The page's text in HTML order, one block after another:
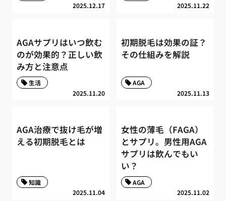
2025.12.17 2025.11.22
AGAサプリはいつ飲む
のが効果的？正しい飲
み方と注意点
2025.11.20
生活
初期脱毛は効果の証？
その仕組みを解説
2025.11.13
AGA
AGA治療で抜け毛が増
える初期脱毛とは
2025.11.04
知識
女性の薄毛（FAGA）
とサプリ。男性用AGA
サプリは飲んでもい
い？
2025.11.02
AGA